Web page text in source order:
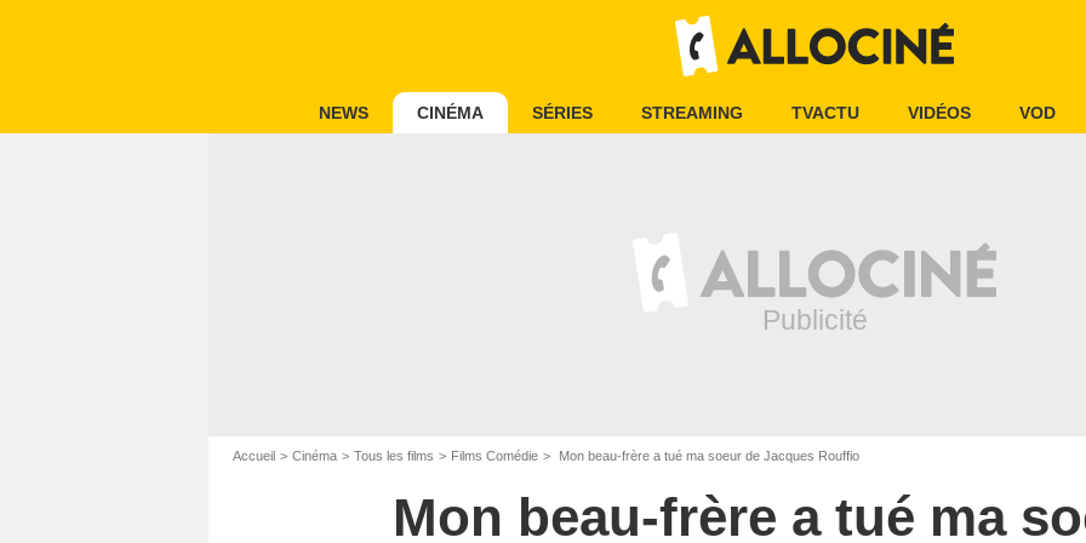
NEWS CINÉMA SÉRIES STREAMING TVACTU VIDÉOS VOD
Accueil Cinéma Tous les films Films Comédie Mon beau-frère a tué ma soeur de Jacques Rouffio
Mon beau-frère a tué ma